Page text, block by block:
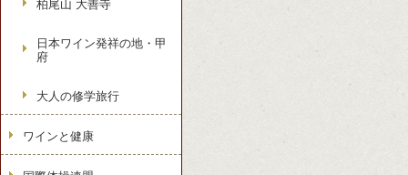
柏尾山 大善寺
日本ワイン発祥の地・甲
府
大人の修学旅行
ワインと健康